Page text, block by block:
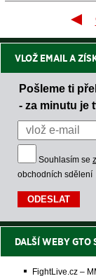
VLOŽ EMAIL A
Pošleme ti
- za minutu je
Souhlasím se
obchodních sdělení
DALŠÍ WEBY GTO
FightLive.cz –